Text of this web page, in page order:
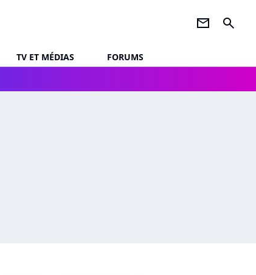
newsletter search
TV ET MÉDIAS
FORUMS